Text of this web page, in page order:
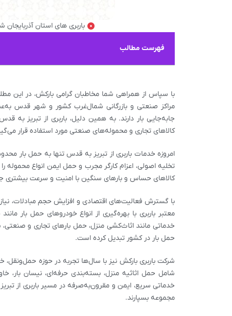
باربری های استان آذربایجان
فهرست مطالب
با سپاس از همراهی شما مخاطبان گرامی بارکش، در این
مراکز صنعتی و بازرگانی شمال‌غرب کشور و شهر قدس
جابه‌جایی بار دارند. به همین دلیل، باربری از تبریز به
کالاهای تجاری و محموله‌های صنعتی مورد استفاده قرار
امروزه خدمات باربری از تبریز به قدس تنها به حمل بار
تخلیه اصولی، اعزام کارگر مجرب و حمل ایمن انواع محموله
کالاهای حساس و بارهای سنگین با امنیت و سرعت بیشتری
با گسترش فعالیت‌های اقتصادی و افزایش حجم مبادلات،
معتبر باربری با بهره‌گیری از انواع خودروهای حمل بار
خدماتی مانند اثاث‌کشی منزل، حمل بارهای تجاری و
حمل بار در کشور تبدیل کرده است.
شرکت باربری بارکش نیز با سال‌ها تجربه در حوزه حمل‌ونقل،
شامل حمل اثاثیه منزل، بسته‌بندی حرفه‌ای، نیسان
خدماتی سریع، ایمن و مقرون‌به‌صرفه در مسیرباربری از
مجموعه بسپارند.